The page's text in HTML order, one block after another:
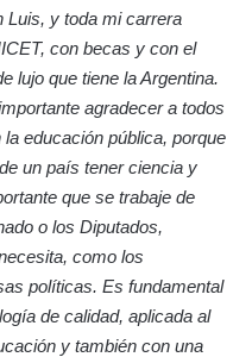
Luis, y toda mi carrera
con becas y con el
lujo que tiene la Argentina.
agradecer a todos
educación pública, porque
un país tener ciencia y
que se trabaje de
o los Diputados,
como los
políticas. Es fundamental
de calidad, aplicada al
y también con una